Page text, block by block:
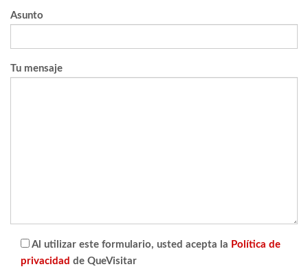
Asunto
Tu mensaje
Al utilizar este formulario, usted acepta la Política de
privacidad de QueVisitar